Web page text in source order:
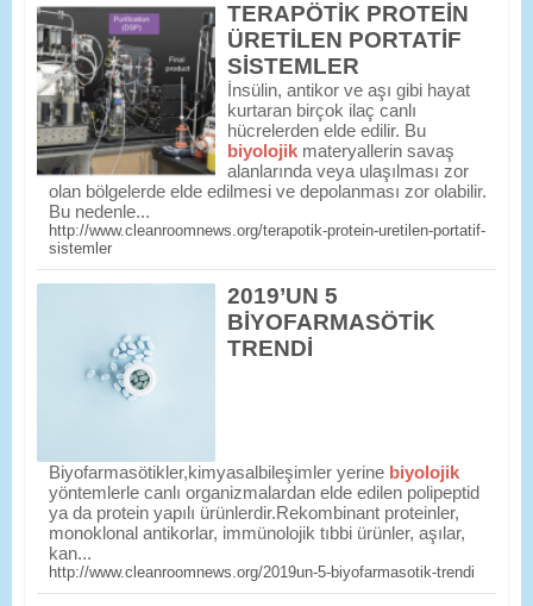
TERAPÖTİK PROTEİN
ÜRETİLEN PORTATİF
SİSTEMLER
İnsülin, antikor ve aşı gibi hayat
kurtaran birçok ilaç canlı
hücrelerden elde edilir. Bu
biyolojik materyallerin savaş
alanlarında veya ulaşılması zor
olan bölgelerde elde edilmesi ve depolanması zor olabilir.
Bu nedenle...
http://www.cleanroomnews.org/terapotik-protein-uretilen-portatif-
sistemler
2019’UN 5
BİYOFARMASÖTİK
TRENDİ
Biyofarmasötikler,kimyasalbileşimler yerine biyolojik
yöntemlerle canlı organizmalardan elde edilen polipeptid
ya da protein yapılı ürünlerdir.Rekombinant proteinler,
monoklonal antikorlar, immünolojik tıbbi ürünler, aşılar,
kan...
http://www.cleanroomnews.org/2019un-5-biyofarmasotik-trendi